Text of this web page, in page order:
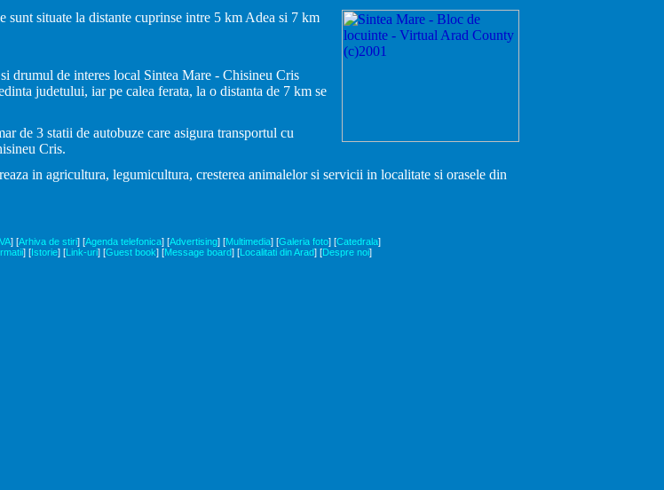
sunt situate la distante cuprinse intre 5 km Adea si 7 km
drumul de interes local Sintea Mare - Chisineu Cris
judetului, iar pe calea ferata, la o distanta de 7 km se
de 3 statii de autobuze care asigura transportul cu
Cris.
in agricultura, legumicultura, cresterea animalelor si servicii in localitate si orasele din
] [Arhiva de stiri] [Agenda telefonica] [Advertising] [Multimedia] [Galeria foto] [Catedrala]
] [Istorie] [Link-uri] [Guest book] [Message board] [Localitati din Arad] [Despre noi]